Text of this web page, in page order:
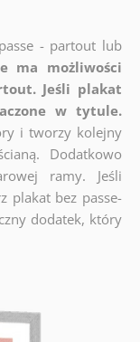
- partout lub
ma możliwości
Jeśli plakat
w tytule.
i tworzy kolejny
Dodatkowo
ramy. Jeśli
plakat bez passe-
dodatek, który